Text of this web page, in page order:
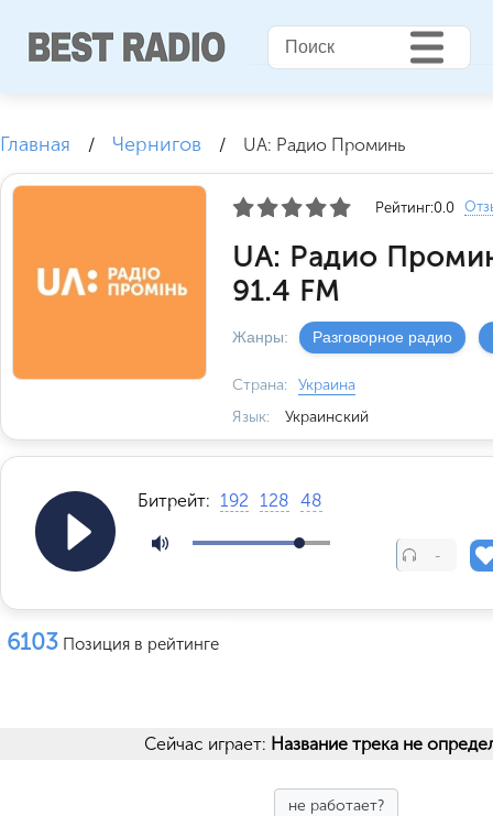
Главная / Чернигов / UA: Радио Проминь
Рейтинг:0.0
UA: Радио
91.4 FM
Жанры: Разговорное радио
Страна:
Украина
Язык:
Украинский
Битрейт: 192 128 48
-
6103 Позиция в рейтинге
Сейчас играет: Название трека не
не работает?